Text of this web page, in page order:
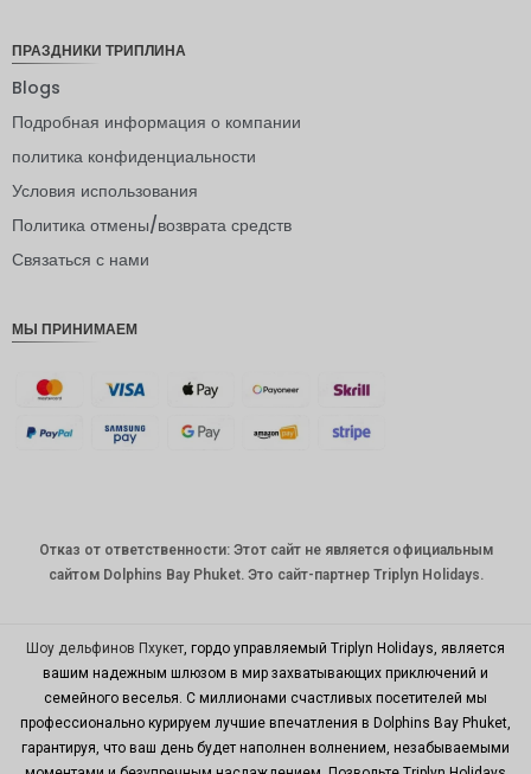
ЙЕНА
евро
ая
крона
САПР
корейск
ая вона
китайски
й юань
ПРАЗДНИКИ ТРИПЛИНА
Blogs
Подробная информация о компании
политика конфиденциальности
Условия использования
Политика отмены/возврата средств
Связаться с нами
МЫ ПРИНИМАЕМ
Отказ от ответственности: Этот сайт не является официальным
сайтом Dolphins Bay Phuket. Это сайт-партнер Triplyn Holidays.
Шоу дельфинов Пхукет , гордо управляемый Triplyn Holidays, является
вашим надежным шлюзом в мир захватывающих приключений и
семейного веселья. С миллионами счастливых посетителей мы
профессионально курируем лучшие впечатления в Dolphins Bay Phuket,
гарантируя, что ваш день будет наполнен волнением, незабываемыми